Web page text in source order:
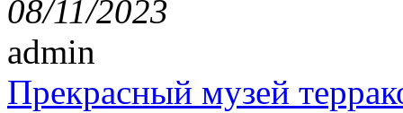
08/11/2023
admin
Прекрасный музей